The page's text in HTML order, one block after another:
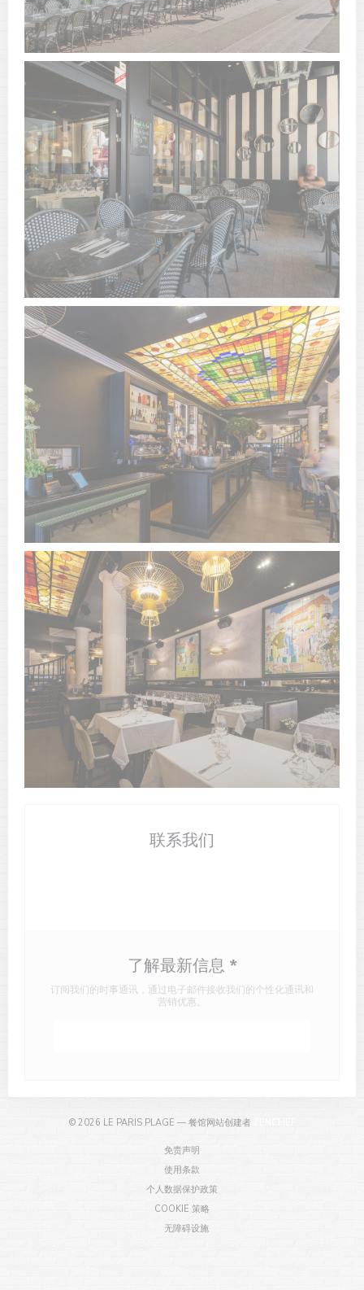
联系我们
了解最新信息 *
订阅我们的时事通讯，通过电子邮件接收我们的个性化通讯和
营销优惠。
© 2026 LE PARIS PLAGE — 餐馆网站创建者
免责声明
使用条款
个人数据保护政策
COOKIE 策略((在新窗口中打开))
无障碍设施((在新窗口中打开))